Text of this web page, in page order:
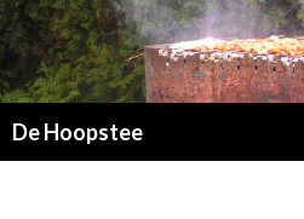
De Hoopstee